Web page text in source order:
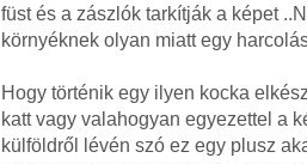
füst és a zászlók tarkítják a képet
környéknek olyan miatt egy
Hogy történik egy ilyen kocka
katt vagy valahogyan egyezettel a
külföldről lévén szó ez egy plusz